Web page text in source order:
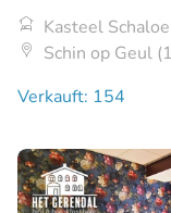
Kasteel
Schin op Geul
Verkauft: 154